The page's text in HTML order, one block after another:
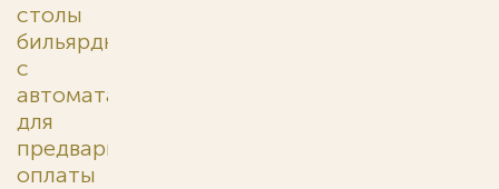
столы
бильярдные
с
автоматами
для
предварительной
оплаты